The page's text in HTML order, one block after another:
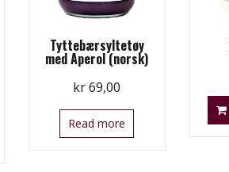
Tyttebærsyltetøy
med Aperol (norsk)
kr69,00
Read more